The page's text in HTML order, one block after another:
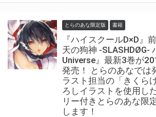
とらのあな限定版 書籍
『ハイスクールD×D』
天の狗神 -SLASHDØG-
Universe』最新3巻が
発売！ とらのあなでは
ラスト担当の「きくら
ろしイラストを使用し
リー付きとらのあな限
します！